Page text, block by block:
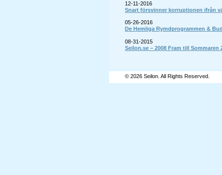
12-11-2016
Snart försvinner korruptionen ifrån
05-26-2016
De Hemliga Rymdprogrammen &
08-31-2015
Seilon.se – 2008 Fram till Sommaren
© 2026 Seilon. All Rights Reserved.